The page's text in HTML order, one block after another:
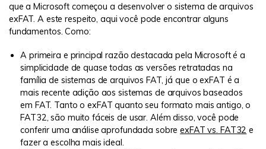
que a Microsoft começou a desenvolver o sistema de arquivos
exFAT. A este respeito, aqui você pode encontrar alguns
fundamentos. Como:
A primeira e principal razão destacada pela Microsoft é a
simplicidade de quase todas as versões retratadas na
família de sistemas de arquivos FAT, já que o exFAT é a
mais recente adição aos sistemas de arquivos baseados
em FAT. Tanto o exFAT quanto seu formato mais antigo, o
FAT32, são muito fáceis de usar. Além disso, você pode
conferir uma análise aprofundada sobreexFAT vs. FAT32 e
fazer a escolha mais ideal.